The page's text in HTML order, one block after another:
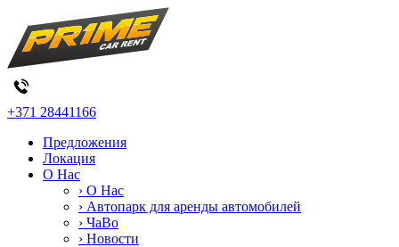
+371 28441166
Предложения
Локация
О Нас
› О Нас
› Автопарк для аренды автомобилей
› ЧаВо
› Новости